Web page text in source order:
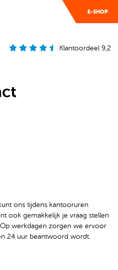
E-SHOP
Klantoordeel 9,2
ons tijdens kantooruren
ook gemakkelijk je vraag stellen
werkdagen zorgen we ervoor
24 uur beantwoord wordt.